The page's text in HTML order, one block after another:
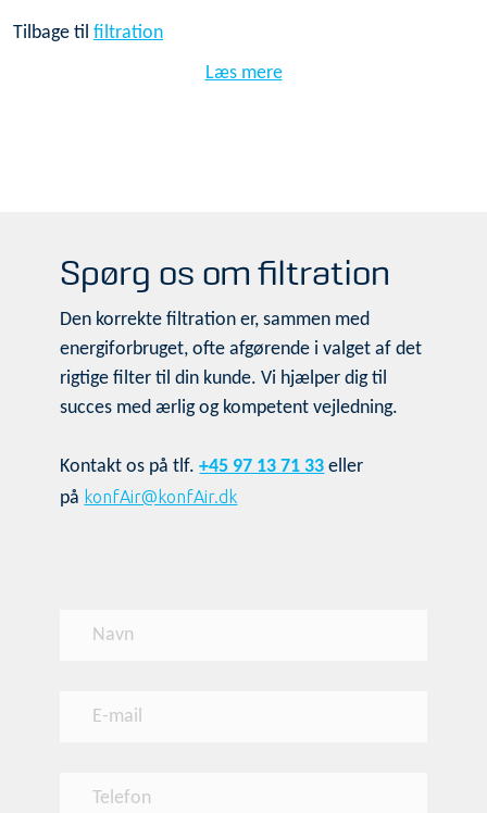
Tilbage til filtration
Læs mere
Spørg os om filtration
Den korrekte filtration er, sammen med
energiforbruget, ofte afgørende i valget af det
rigtige filter til din kunde. Vi hjælper dig til
succes med ærlig og kompetent vejledning.
Kontakt os på tlf.+45 97 13 71 33 eller
på konfAir@konfAir.dk